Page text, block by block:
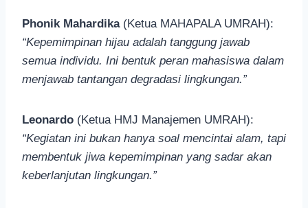
Phonik Mahardika(Ketua MAHAPALA UMRAH):
“Kepemimpinan hijau adalah tanggung jawab
semua individu. Ini bentuk peran mahasiswa dalam
menjawab tantangan degradasi lingkungan.”
Leonardo (Ketua HMJ Manajemen UMRAH):
“Kegiatan ini bukan hanya soal mencintai alam, tapi
membentuk jiwa kepemimpinan yang sadar akan
keberlanjutan lingkungan.”